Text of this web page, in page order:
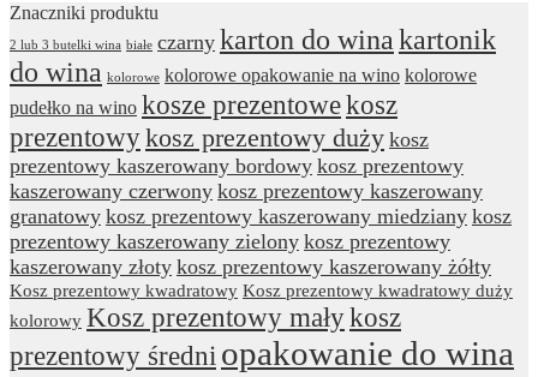
Znaczniki produktu
2 lub 3 butelki wina białe czarny karton do wina kartonik
do wina kolorowe kolorowe opakowanie na wino kolorowe
pudełko na wino kosze prezentowekosz
prezentowykosz prezentowy duży kosz
prezentowy kaszerowany bordowy kosz prezentowy
kaszerowany czerwony kosz prezentowy kaszerowany
granatowy kosz prezentowy kaszerowany miedziany kosz
prezentowy kaszerowany zielony kosz prezentowy
kaszerowany złoty kosz prezentowy kaszerowany żółty
Kosz prezentowy kwadratowy Kosz prezentowy kwadratowy duży
kolorowy Kosz prezentowy małykosz
prezentowy średni opakowanie do wina